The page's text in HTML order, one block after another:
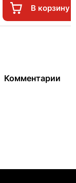
В корзину
Комментарии